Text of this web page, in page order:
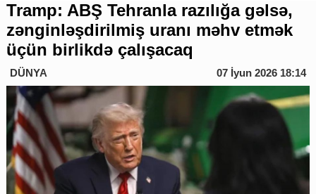
Tramp: ABŞ Tehranla razılığa gəlsə,
zənginləşdirilmiş uranı məhv etmək
üçün birlikdə çalışacaq
DÜNYA 07 İyun 2026 18:14